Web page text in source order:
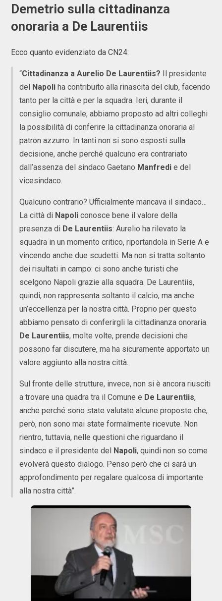
Demetrio sulla cittadinanza
onoraria a De Laurentiis
Ecco quanto evidenziato da CN24:
“Cittadinanza a Aurelio De Laurentiis?
Il presidente
del
Napoli ha contribuito alla rinascita del club, facendo
tanto per la città e per la squadra. Ieri, durante il
consiglio comunale, abbiamo proposto ad altri colleghi
la possibilità di conferire la cittadinanza onoraria al
patron azzurro. In tanti non si sono esposti sulla
decisione, anche perché qualcuno era contrariato
dall’assenza del sindaco Gaetano Manfredi e del
vicesindaco.
Qualcuno contrario? Ufficialmente mancava il sindaco…
La città di Napoli conosce bene il valore della
presenza di De Laurentiis: Aurelio ha rilevato la
squadra in un momento critico, riportandola in Serie A e
vincendo anche due scudetti. Ma non si tratta soltanto
dei risultati in campo: ci sono anche turisti che
scelgono Napoli grazie alla squadra. De Laurentiis,
quindi, non rappresenta soltanto il calcio, ma anche
un’eccellenza per la nostra città. Proprio per questo
abbiamo pensato di conferirgli la cittadinanza onoraria.
De Laurentiis, molte volte, prende decisioni che
possono far discutere, ma ha sicuramente apportato un
valore aggiunto alla nostra città.
Sul fronte delle strutture, invece, non si è ancora riusciti
a trovare una quadra tra il Comune e De Laurentiis,
anche perché sono state valutate alcune proposte che,
però, non sono mai state formalmente ricevute. Non
rientro, tuttavia, nelle questioni che riguardano il
sindaco e il presidente del
Napoli, quindi non so come
evolverà questo dialogo. Penso però che ci sarà un
approfondimento per regalare qualcosa di importante
alla nostra città”.